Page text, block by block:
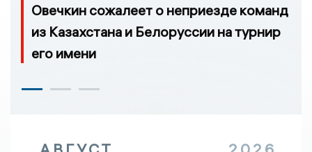
Овечкин сожалеет о неприезде команд
из Казахстана и Белоруссии на турнир
его имени